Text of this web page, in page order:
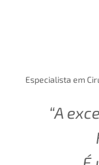
Especialista em
“A